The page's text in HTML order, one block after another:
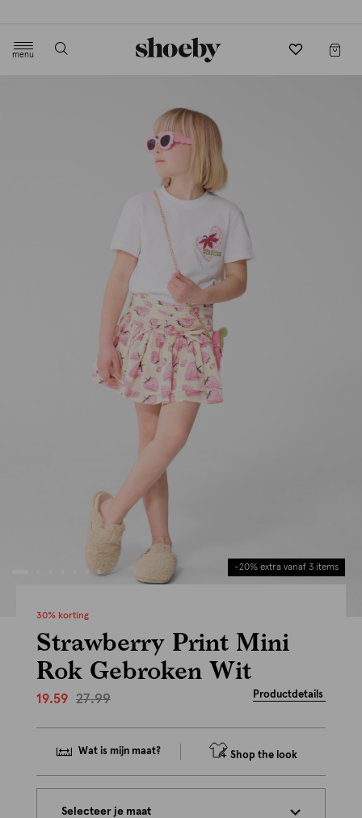
menu
-20% extra vanaf 3 items
30% korting
Strawberry Print Mini
Rok Gebroken Wit
19.59 27.99 Productdetails
Wat is mijn maat? Shop the look
Selecteer je maat